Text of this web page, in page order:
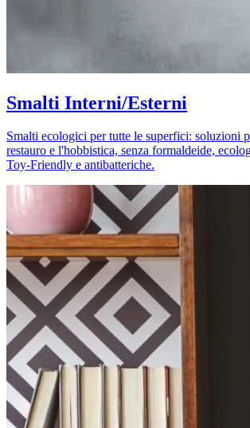
Smalti Interni/Esterni
Smalti ecologici per tutte le superfici: soluzioni
restauro e l'hobbistica, senza formaldeide,
Toy-Friendly e antibatteriche.